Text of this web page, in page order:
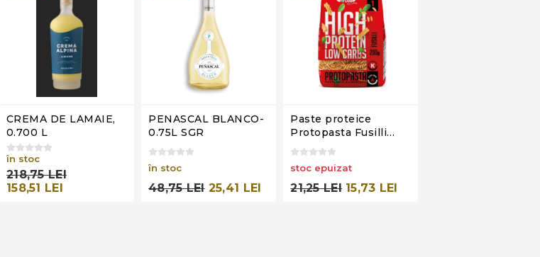
CREMA DE LAMAIE,
0.700 L
în stoc
218,75 LEI
158,51 LEI
PENASCAL BLANCO-
0.75L SGR
în stoc
48,75 LEI 25,41 LEI
Paste proteice
Protopasta Fusilli
Stage 1, Ciao Carb,
200g
stoc epuizat
21,25 LEI 15,73 LEI